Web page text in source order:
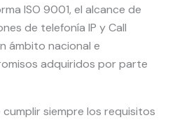
ISO 9001, el alcance de
de telefonía IP y Call
ámbito nacional e
adquiridos por parte
siempre los requisitos